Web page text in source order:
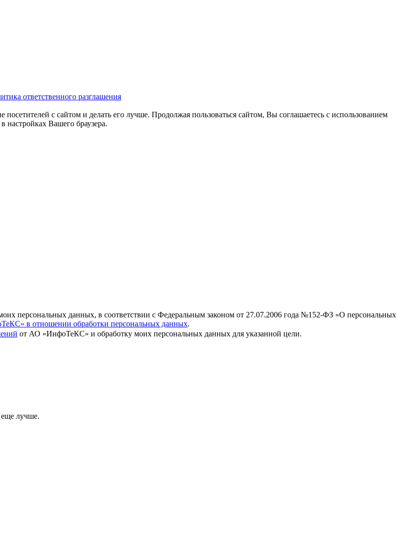
ответственного разглашения
с сайтом и делать его лучше. Продолжая пользоваться сайтом, Вы соглашаетесь с использованием
Вашего браузера.
персональных данных, в соответствии с Федеральным законом от 27.07.2006 года №152-ФЗ «О персональных
в отношении обработки персональных данных.
от АО «ИнфоТеКС» и обработку моих персональных данных для указанной цели.
еще лучше.